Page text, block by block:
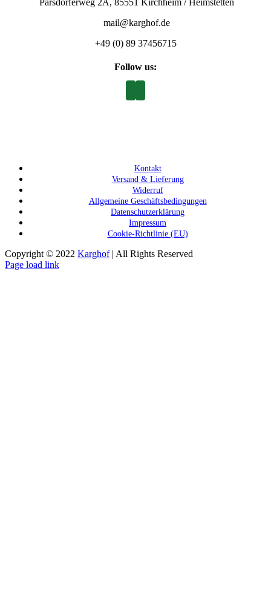
mail@karghof.de
+49 (0) 89 37456715
Follow us:
Kontakt
Versand & Lieferung
Widerruf
Allgemeine Geschäftsbedingungen
Datenschutzerklärung
Impressum
Cookie-Richtlinie (EU)
Copyright © 2022 Karghof| All Rights Reserved
Page load link